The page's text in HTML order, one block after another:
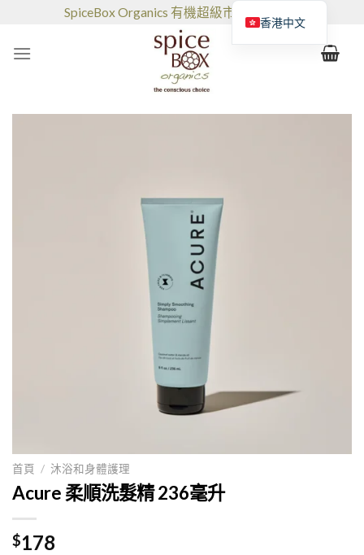
SpiceBox Organics 有機超級市場和咖啡館
首頁 / 沐浴和身體護理
Acure 柔順洗髮精 236毫升
$178
香港中文